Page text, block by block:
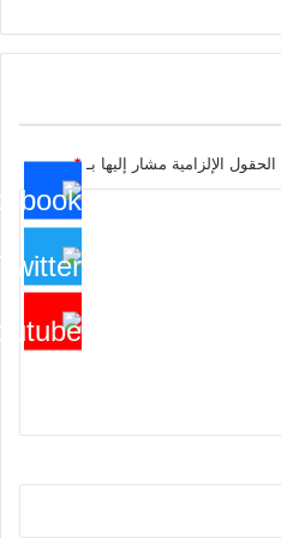
الحقول الإلزامية مشار إليها بـ *